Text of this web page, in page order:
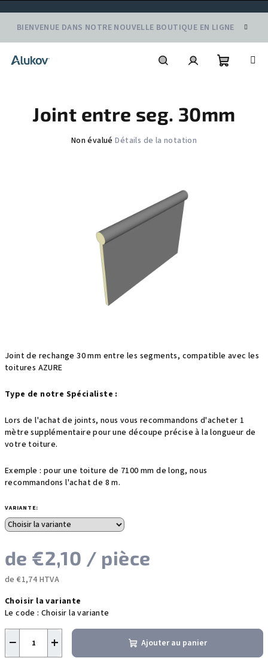
contenu
BIENVENUE DANS NOTRE NOUVELLE BOUTIQUE EN LIGNE
d'achat
Joint de rechange 30 mm entre les segments, compatible avec les
toitures AZURE
Type de notre Spécialiste :
Lors de l'achat de joints, nous vous recommandons d'acheter 1
mètre supplémentaire pour une découpe précise à la longueur de
votre toiture.
Exemple : pour une toiture de 7100 mm de long, nous
recommandons l'achat de 8 m.
VARIANTE:
de €2,10 / pièce
de€1,74HTVA
de
la
mesure:
Choisir la variante
Le code : Choisir la variante
+
− Ajouter au panier
Joint entre seg. 30mm
L'évaluation
étoiles.
Non évalué Détails de la notation